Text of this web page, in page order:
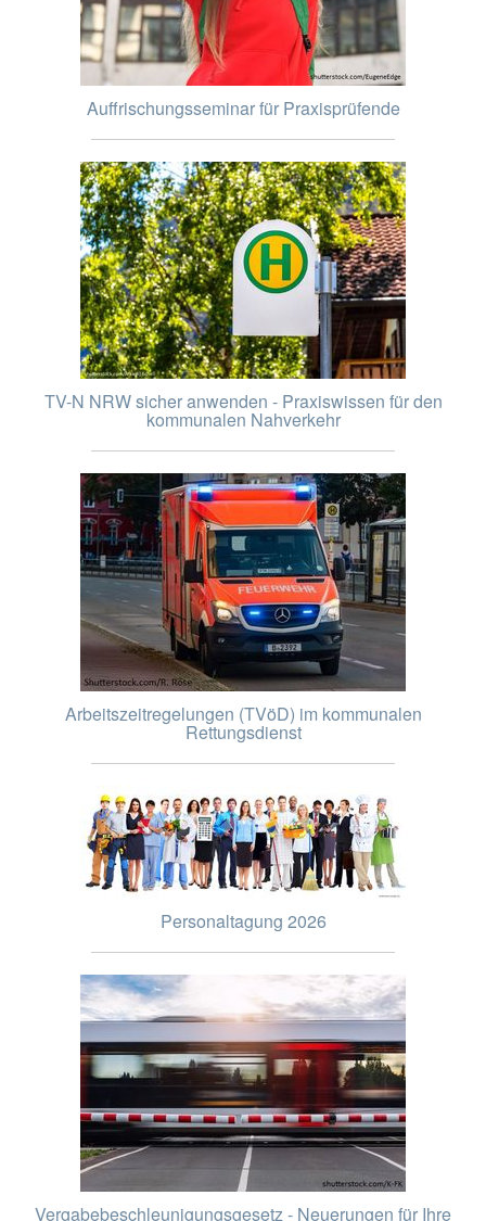
Auffrischungsseminar für Praxisprüfende
TV-N NRW sicher anwenden - Praxiswissen für den
kommunalen Nahverkehr
Arbeitszeitregelungen (TVöD) im kommunalen
Rettungsdienst
Personaltagung 2026
Vergabebeschleunigungsgesetz - Neuerungen für Ihre